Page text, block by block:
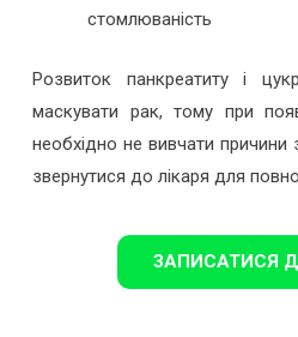
стомлюваність
Розвиток панкреатиту і
маскувати рак, тому при
необхідно не вивчати причини
звернутися до лікаря для
ЗАПИСАТИСЯ